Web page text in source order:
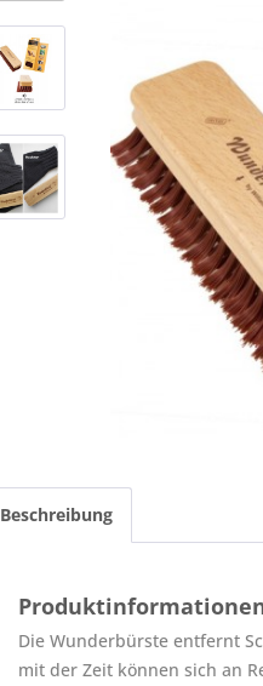
Beschreibung
Die Wunderbürste entfernt
mit der Zeit können sich an